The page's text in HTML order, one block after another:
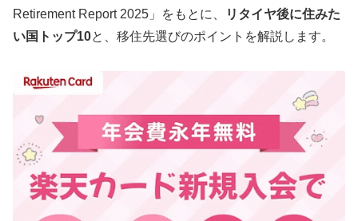
Retirement Report 2025」をもとに、
リタイヤ後に住みた
い国トップ10と、移住先選びのポイントを解説します。